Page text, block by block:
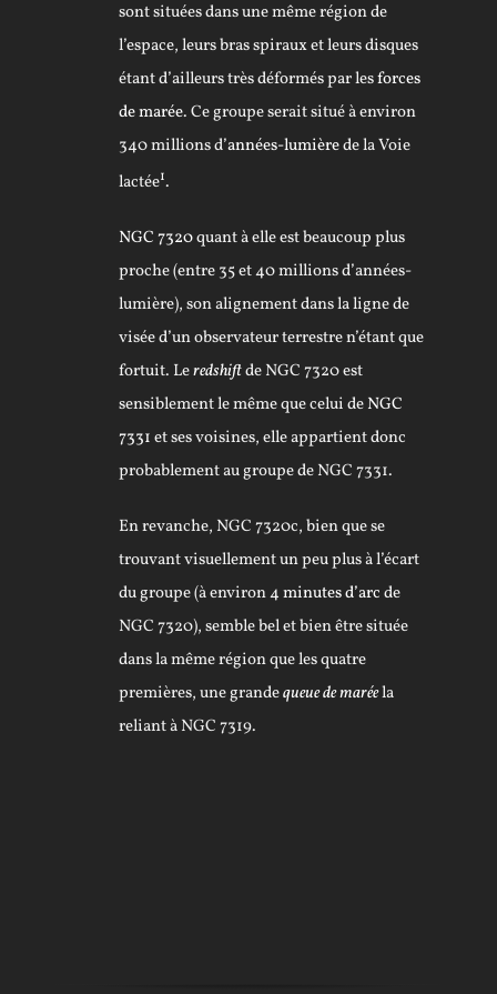
sont situées dans une même région de
l’espace, leurs bras spiraux et leurs disques
étant d’ailleurs très déformés par lesforces
de marée. Ce groupe serait situé à environ
340 millions d’années-lumièrede la Voie
lactée1.
NGC 7320quant à elle est beaucoup plus
proche (entre 35 et 40 millions d’années-
lumière), son alignement dans la ligne de
visée d’un observateur terrestre n’étant que
fortuit. Leredshiftde NGC 7320 est
sensiblement le même que celui deNGC
7331et ses voisines, elle appartient donc
probablement au groupe de NGC 7331.
En revanche, NGC 7320c, bien que se
trouvant visuellement un peu plus à l’écart
du groupe (à environ 4minutes d’arcde
NGC 7320), semble bel et bien être située
dans la même région que les quatre
premières, une grandequeue de maréela
reliant à NGC 7319.